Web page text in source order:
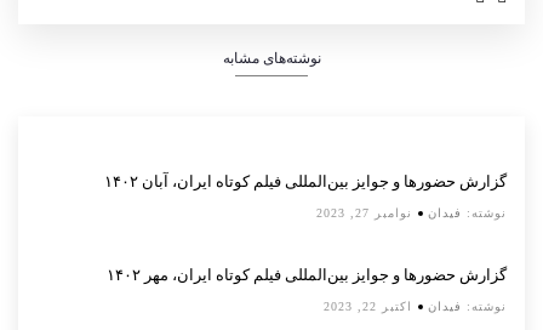
نوشته‌های مشابه
گزارش حضورها و جوایز بین‌المللی فیلم کوتاه ایران، آبان ۱۴۰۲
نوشته: فیدان نوامبر 27, 2023
گزارش حضورها و جوایز بین‌المللی فیلم کوتاه ایران، مهر ۱۴۰۲
نوشته: فیدان اکتبر 22, 2023